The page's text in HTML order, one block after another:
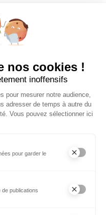
nos cookies !
inoffensifs
pour mesurer notre audience,
adresser de temps à autre du
Vous pouvez sélectionner ici
pour garder le
publications